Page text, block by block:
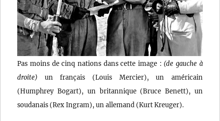
Pas moins de cinq nations dans cette image : (de gauche à
droite) un français (Louis Mercier), un américain
(Humphrey Bogart), un britannique (Bruce Benett), un
soudanais (Rex Ingram), un allemand (Kurt Kreuger).